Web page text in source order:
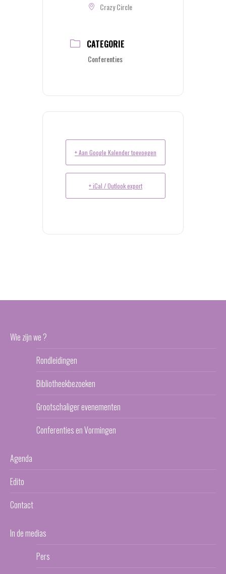
Crazy Circle
CATEGORIE
Conferenties
+ Aan Google Kalender toevoegen
+ iCal / Outlook export
Wie zijn we ?
Rondleidingen
Bibliotheekbezoeken
Grootschaliger evenementen
Conferenties en Vormingen
Agenda
Edito
Contact
In de medias
Pers